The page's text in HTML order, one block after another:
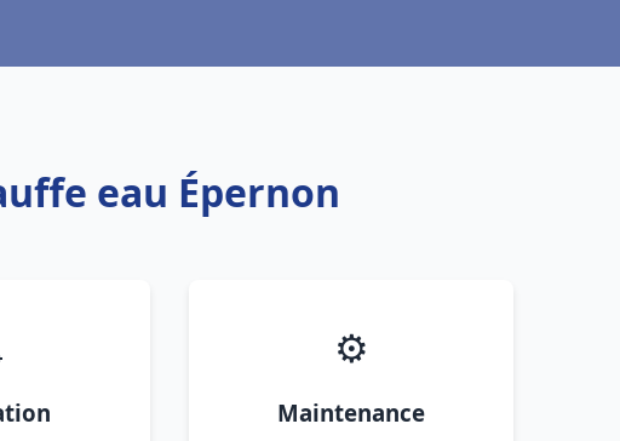
eau Épernon
⚙️
Maintenance